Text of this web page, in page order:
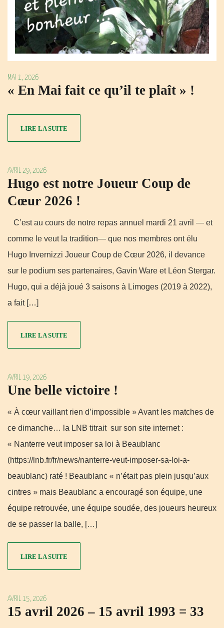
MAI 1, 2026
« En Mai fait ce qu’il te plaît » !
LIRE LA SUITE
AVRIL 29, 2026
Hugo est notre Joueur Coup de
Cœur 2026 !
C’est au cours de notre repas annuel mardi 21 avril — et
comme le veut la tradition— que nos membres ont élu
Hugo Invernizzi Joueur Coup de Cœur 2026, il devance
sur le podium ses partenaires, Gavin Ware et Léon Stergar.
Hugo, qui a déjà joué 3 saisons à Limoges (2019 à 2022),
a fait […]
LIRE LA SUITE
AVRIL 19, 2026
Une belle victoire !
« À cœur vaillant rien d’impossible » Avant les matches de
ce dimanche… la LNB titrait sur son site internet :
« Nanterre veut imposer sa loi à Beaublanc
(https://lnb.fr/fr/news/nanterre-veut-imposer-sa-loi-a-
beaublanc) raté ! Beaublanc « n’était pas plein jusqu’aux
cintres » mais Beaublanc a encouragé son équipe, une
équipe retrouvée, une équipe soudée, des joueurs heureux
de se passer la balle, […]
LIRE LA SUITE
AVRIL 15, 2026
15 avril 2026 – 15 avril 1993 = 33